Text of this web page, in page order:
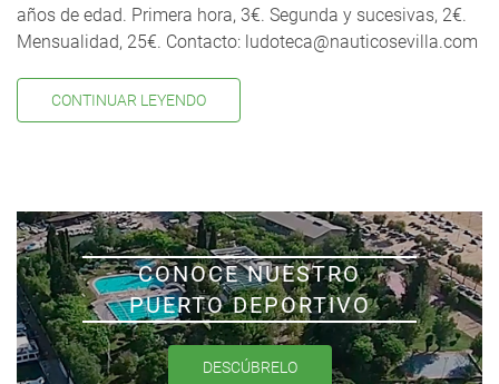
años de edad. Primera hora, 3€. Segunda y sucesivas, 2€.
Mensualidad, 25€. Contacto: ludoteca@nauticosevilla.com
CONTINUAR LEYENDO
CONOCE NUESTRO
PUERTO DEPORTIVO
DESCÚBRELO